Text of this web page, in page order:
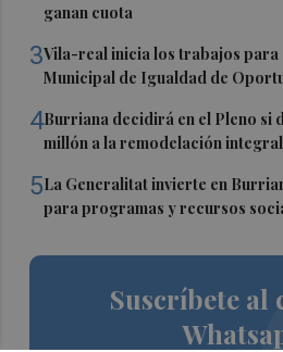
ganan cuota
3Vila-real inicia los trabajos
Municipal de Igualdad de
4Burriana decidirá en el Pleno si
millón a la remodelación
5La Generalitat invierte en
para programas y recursos
Suscríbete al